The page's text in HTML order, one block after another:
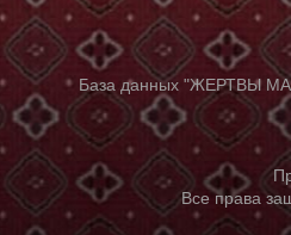
База данных "ЖЕРТВЫ
Все права